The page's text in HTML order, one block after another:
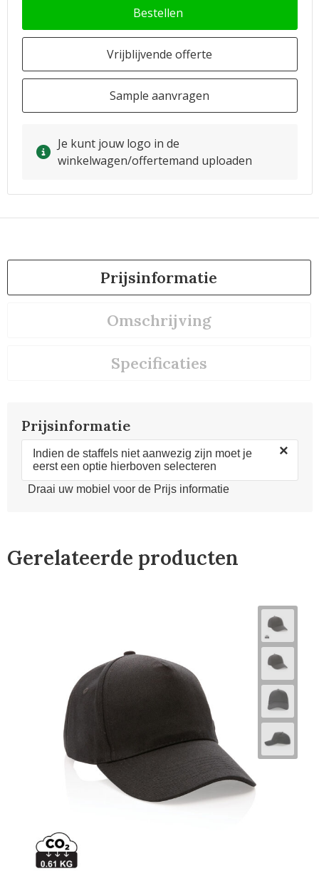
Bestellen
Vrijblijvende offerte
Sample aanvragen
Je kunt jouw logo in de
winkelwagen/offertemand uploaden
Prijsinformatie
Omschrijving
Specificaties
Prijsinformatie
Indien de staffels niet aanwezig zijn moet je
eerst een optie hierboven selecteren
×
Draai uw mobiel voor de Prijs informatie
Gerelateerde producten